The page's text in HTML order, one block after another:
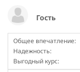
Гость
Общее впечатление:
Надежность:
Выгодный курс: